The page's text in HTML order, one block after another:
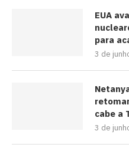
EUA
para
3 de
cabe a
3 de